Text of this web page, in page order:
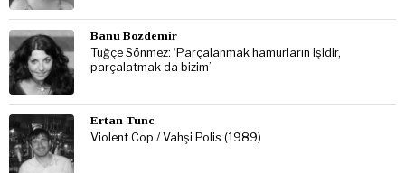
Banu Bozdemir
Tuğçe Sönmez: ‘Parçalanmak hamurların işidir,
parçalatmak da bizim’
Ertan Tunc
Violent Cop / Vahşi Polis (1989)